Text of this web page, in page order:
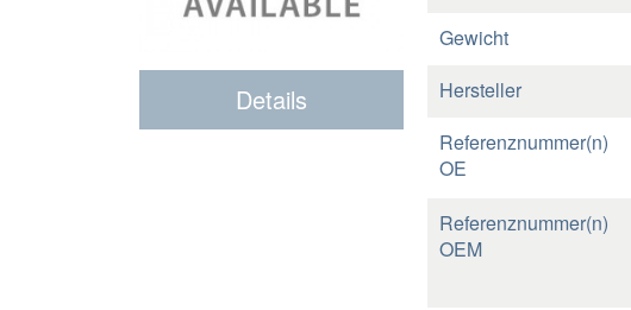
Details
Gewicht
Hersteller
Referenznummer(n)
OE
Referenznummer(n)
OEM